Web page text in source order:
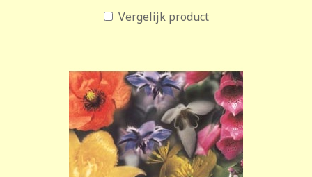
Vergelijk product